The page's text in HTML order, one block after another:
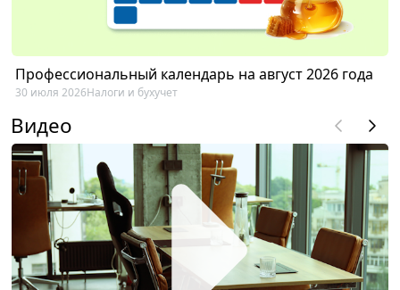
Профессиональный календарь на август 2026 года
30 июля 2026Налоги и бухучет
Видео